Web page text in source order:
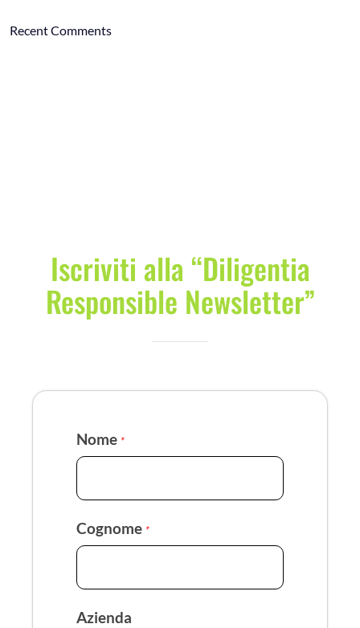
Recent Comments
Iscriviti alla “Diligentia
Responsible Newsletter”
Nome *
Cognome *
Azienda